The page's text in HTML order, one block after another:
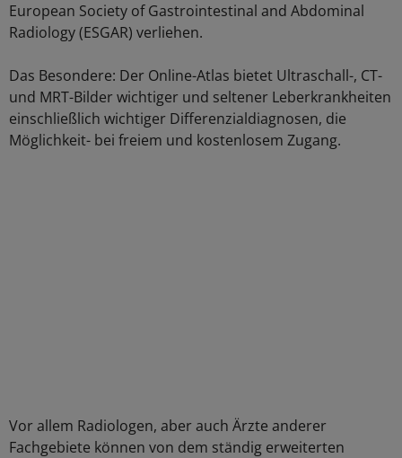
European Society of Gastrointestinal and Abdominal
Radiology (ESGAR) verliehen.
Das Besondere: Der Online-Atlas bietet Ultraschall-, CT-
und MRT-Bilder wichtiger und seltener Leberkrankheiten
einschließlich wichtiger Differenzialdiagnosen, die
Möglichkeit- bei freiem und kostenlosem Zugang.
Vor allem Radiologen, aber auch Ärzte anderer
Fachgebiete können von dem ständig erweiterten